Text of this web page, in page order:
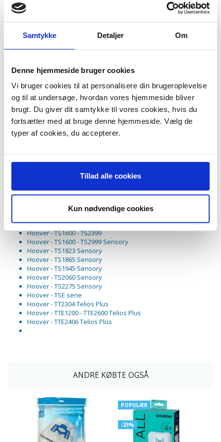
Samtykke Detaljer Om
Denne hjemmeside bruger cookies
Vi bruger cookies til at personalisere din brugeroplevelse
og til at undersøge, hvordan vores hjemmeside bliver
brugt. Du giver dit samtykke til vores cookies, hvis du
fortsætter med at bruge denne hjemmeside. Vælg de
typer af cookies, du accepterer.
Tillad alle cookies
Kun nødvendige cookies
Hoover - T5510 Telios
Hoover - T5609 Teliios
Hoover - T5639 Telios
Hoover - T5710 Telios
Hoover - T5756 Telios
Hoover - T5856 Telios
Hoover - TC5200 - T5299
Hoover - TD3600 - TD3699
Hoover - TD3800 - TD3899
Hoover - TD4200 TD4299
Hoover - Telios
Hoover - Telios 1600
Hoover - TFB0100 - Silent Energy
Hoover - TFB2000 - TFB2499 FreeMotion
Hoover - TGP1405
Hoover - TGP1410 Green Ray
Hoover - TP6200 - TP6299 Telios
Hoover - TPP1400 - TPP2699 Pure Power
Hoover - TS1600 - TS2399
Hoover - TS1600 - TS2999 Sensory
Hoover - TS1823 Sensory
Hoover - TS1865 Sensory
Hoover - TS1945 Sensory
Hoover - TS2060 Sensory
Hoover - TS2275 Sensory
Hoover - TSE serie
Hoover - TT2304 Telios Plus
Hoover - TTE1200 - TTE2600 Telios Plus
Hoover - TTE2406 Telios Plus
ANDRE KØBTE OGSÅ
POPULÆR
-23%